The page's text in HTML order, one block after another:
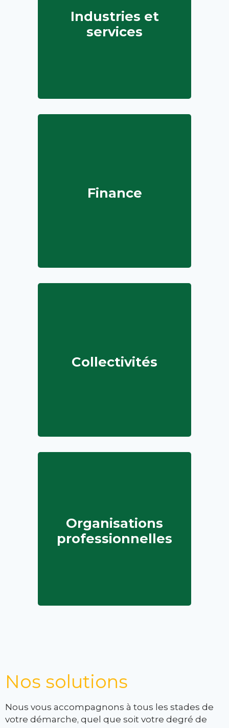
Industries et
services
Finance
Collectivités
Organisations
professionnelles
Nos solutions
Nous vous accompagnons à tous les stades de
votre démarche, quel que soit votre degré de